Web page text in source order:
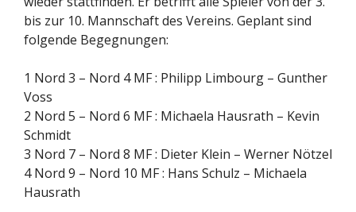
bis zur 10. Mannschaft des Vereins. Geplant sind
folgende Begegnungen:
1 Nord 3 – Nord 4 MF : Philipp Limbourg – Gunther
Voss
2 Nord 5 – Nord 6 MF : Michaela Hausrath – Kevin
Schmidt
3 Nord 7 – Nord 8 MF : Dieter Klein – Werner Nötzel
4 Nord 9 – Nord 10 MF : Hans Schulz – Michaela
Hausrath